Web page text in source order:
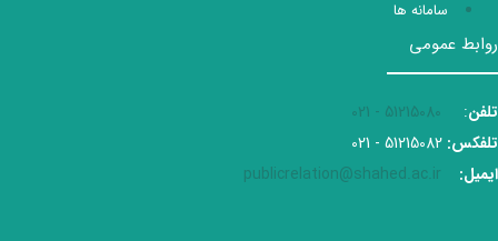
سامانه ها
روابط عمومی
تلفن:
51215080 - 021
تلفکس:
ایمیل:
publicrelation@shahed.ac.ir